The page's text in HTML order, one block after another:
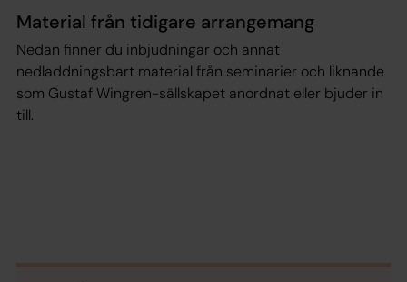
Material från tidigare arrangemang
Nedan finner du inbjudningar och annat
nedladdningsbart material från seminarier och liknande
som Gustaf Wingren-sällskapet anordnat eller bjuder in
till.